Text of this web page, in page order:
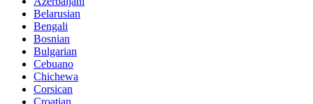
Belarusian
Bengali
Bosnian
Bulgarian
Cebuano
Chichewa
Corsican
Croatian